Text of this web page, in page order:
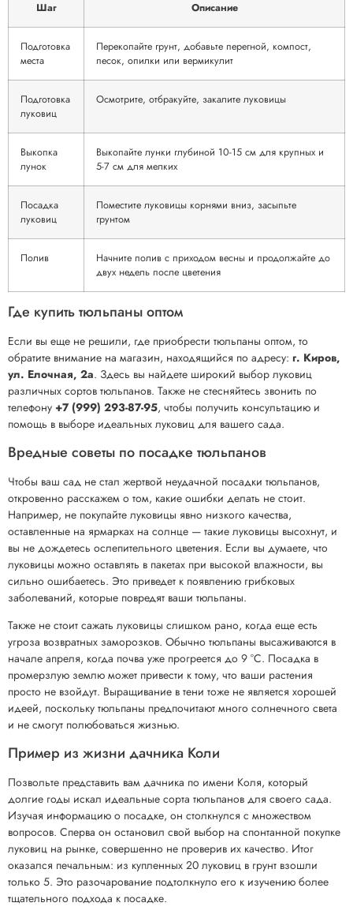
Шаг Описание
Подготовка
места
Перекопайте грунт, добавьте перегной, компост,
песок, опилки или вермикулит
Подготовка
луковиц
Осмотрите, отбракуйте, закалите луковицы
Выкопка
лунок
Выкопайте лунки глубиной 10-15 см для крупных и
5-7 см для мелких
Посадка
луковиц
Поместите луковицы корнями вниз, засыпьте
грунтом
Полив
Начните полив с приходом весны и продолжайте до
двух недель после цветения
Где купить тюльпаны оптом
Если вы еще не решили, где приобрести тюльпаны оптом, то
обратите внимание на магазин, находящийся по адресу: г. Киров,
ул. Елочная, 2а. Здесь вы найдете широкий выбор луковиц
различных сортов тюльпанов. Также не стесняйтесь звонить по
телефону +7 (999) 293-87-95, чтобы получить консультацию и
помощь в выборе идеальных луковиц для вашего сада.
Вредные советы по посадке тюльпанов
Чтобы ваш сад не стал жертвой неудачной посадки тюльпанов,
откровенно расскажем о том, какие ошибки делать не стоит.
Например, не покупайте луковицы явно низкого качества,
оставленные на ярмарках на солнце — такие луковицы высохнут, и
вы не дождетесь ослепительного цветения. Если вы думаете, что
луковицы можно оставлять в пакетах при высокой влажности, вы
сильно ошибаетесь. Это приведет к появлению грибковых
заболеваний, которые повредят ваши тюльпаны.
Также не стоит сажать луковицы слишком рано, когда еще есть
угроза возвратных заморозков. Обычно тюльпаны высаживаются в
начале апреля, когда почва уже прогреется до 9 °C. Посадка в
промерзлую землю может привести к тому, что ваши растения
просто не взойдут. Выращивание в тени тоже не является хорошей
идеей, поскольку тюльпаны предпочитают много солнечного света
и не смогут полюбоваться жизнью.
Пример из жизни дачника Коли
Позвольте представить вам дачника по имени Коля, который
долгие годы искал идеальные сорта тюльпанов для своего сада.
Изучая информацию о посадке, он столкнулся с множеством
вопросов. Сперва он остановил свой выбор на спонтанной покупке
луковиц на рынке, совершенно не проверив их качество. Итог
оказался печальным: из купленных 20 луковиц в грунт взошли
только 5. Это разочарование подтолкнуло его к изучению более
тщательного подхода к посадке.